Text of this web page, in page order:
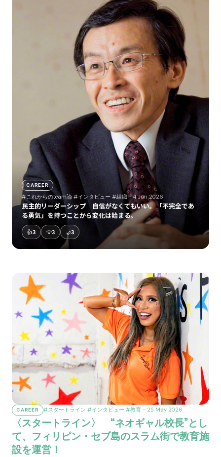
CAREER
#これからのteam論 #インタビュー #組織- 4 Jun 2026
民主的リーダーシップ 自信がなくてもいい。「不完全であ
る勇気」を持つことから変化は始まる。
👍3 💡3 🤝3
CAREER #スタートライン #インタビュー #教育- 25 May 2026
〈スタートライン〉 “ネオギャル校長”とし
て、フィリピン・セブ島のスラム街で教育施
設を運営！